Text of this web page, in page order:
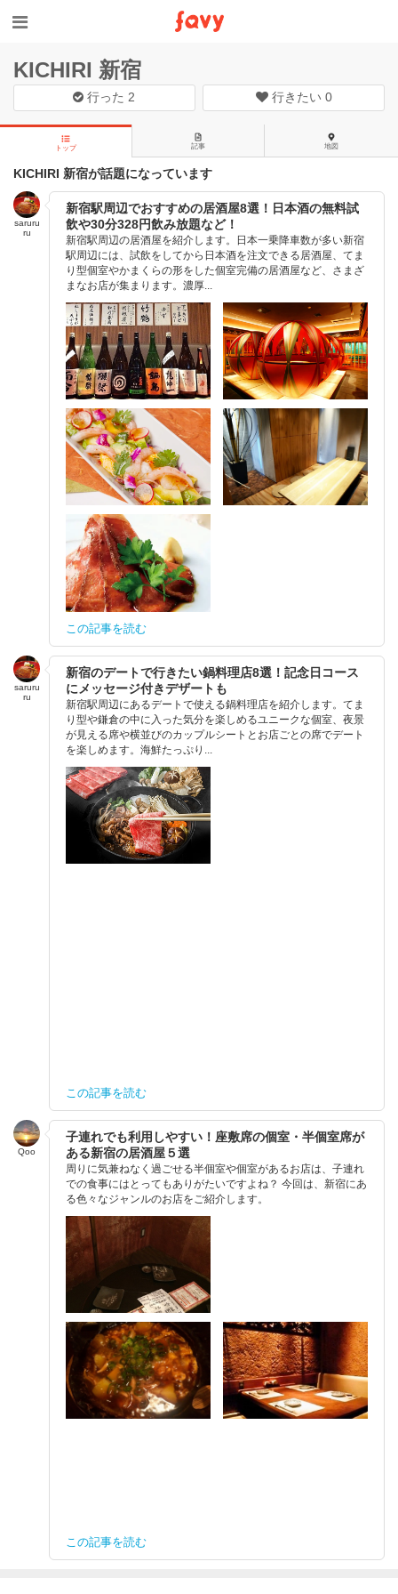
KICHIRI 新宿
行った 2 行きたい 0
トップ 記事 地図
KICHIRI 新宿が話題になっています
saruru
ru
新宿駅周辺でおすすめの居酒屋8選！日本酒の無料試
飲や30分328円飲み放題など！
新宿駅周辺の居酒屋を紹介します。日本一乗降車数が多い新宿
駅周辺には、試飲をしてから日本酒を注文できる居酒屋、てま
り型個室やかまくらの形をした個室完備の居酒屋など、さまざ
まなお店が集まります。濃厚...
この記事を読む
saruru
ru
新宿のデートで行きたい鍋料理店8選！記念日コース
にメッセージ付きデザートも
新宿駅周辺にあるデートで使える鍋料理店を紹介します。てま
り型や鎌倉の中に入った気分を楽しめるユニークな個室、夜景
が見える席や横並びのカップルシートとお店ごとの席でデート
を楽しめます。海鮮たっぷり...
この記事を読む
Qoo
子連れでも利用しやすい！座敷席の個室・半個室席が
ある新宿の居酒屋５選
周りに気兼ねなく過ごせる半個室や個室があるお店は、子連れ
での食事にはとってもありがたいですよね？ 今回は、新宿にあ
る色々なジャンルのお店をご紹介します。
この記事を読む